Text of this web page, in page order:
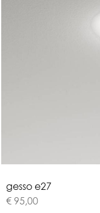
gesso e27
€ 95,00